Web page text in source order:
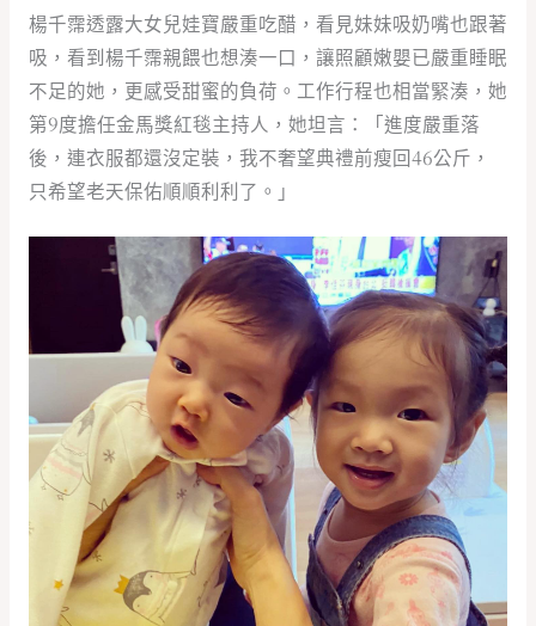
楊千霈透露大女兒娃寶嚴重吃醋，看見妹妹吸奶嘴也跟著
吸，看到楊千霈親餵也想湊一口，讓照顧嫩嬰已嚴重睡眠
不足的她，更感受甜蜜的負荷。工作行程也相當緊湊，她
第9度擔任金馬獎紅毯主持人，她坦言：「進度嚴重落
後，連衣服都還沒定裝，我不奢望典禮前瘦回46公斤，
只希望老天保佑順順利利了。」